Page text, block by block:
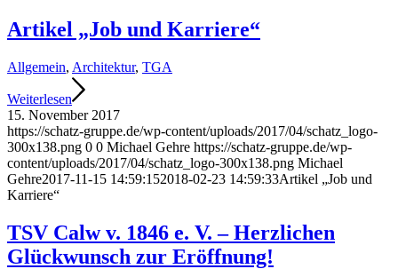
Artikel „Job und Karriere“
Allgemein, Architektur, TGA
Weiterlesen
15. November 2017
https://schatz-gruppe.de/wp-content/uploads/2017/04/schatz_logo-
300x138.png 0 0 Michael Gehre https://schatz-gruppe.de/wp-
content/uploads/2017/04/schatz_logo-300x138.png Michael
Gehre2017-11-15 14:59:152018-02-23 14:59:33Artikel „Job und
Karriere“
TSV Calw v. 1846 e. V. – Herzlichen
Glückwunsch zur Eröffnung!